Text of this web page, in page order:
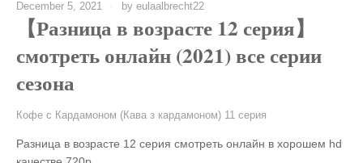
December 5, 2021 by eulaalbrecht22
【Разница в возрасте 12 серия】
смотреть онлайн (2021) все серии
сезона
Кофе с Кардамоном (Кава з кардамоном) 11 серия
Разница в возрасте 12 серия смотреть онлайн в хорошем hd